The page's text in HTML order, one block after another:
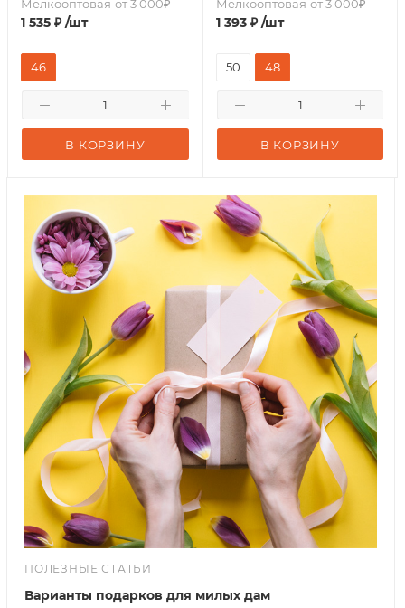
Мелкооптовая от 3 000₽
1 535 ₽ /шт
В КОРЗИНУ
46
Мелкооптовая от 3 000₽
1 393₽ /шт
В КОРЗИНУ
50 48
ПОЛЕЗНЫЕ СТАТЬИ
Варианты подарков для милых дам